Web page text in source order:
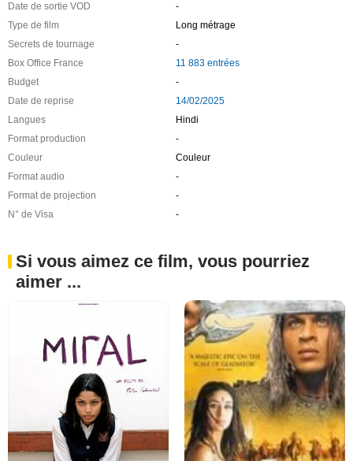
Date de sortie VOD
-
Type de film
Long métrage
Secrets de tournage
-
Box Office France
11 883 entrées
Budget
-
Date de reprise
14/02/2025
Langues
Hindi
Format production
-
Couleur
Couleur
Format audio
-
Format de projection
-
N° de Visa
-
Si vous aimez ce film, vous pourriez
aimer ...